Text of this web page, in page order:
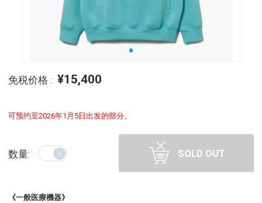
免税价格 : ¥15,400
可预约至2026年1月5日出发的部分。
数量: SOLD OUT
《一般医療機器》